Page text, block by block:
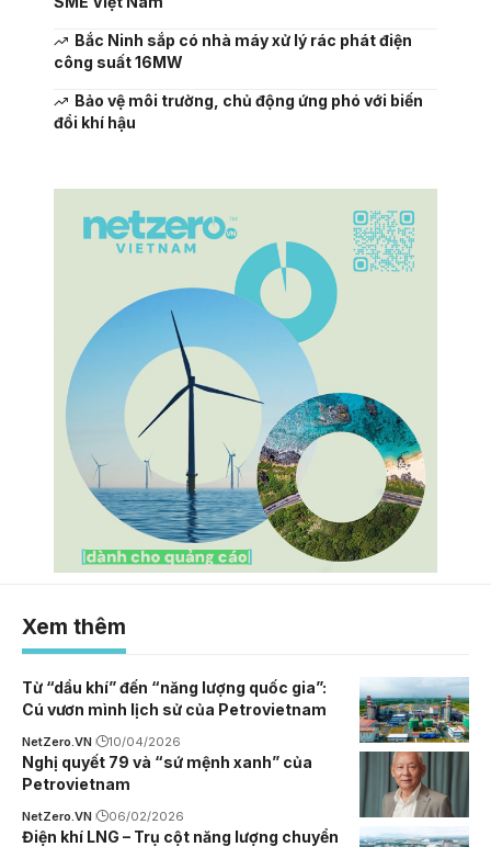
Bắc Ninh sắp có nhà máy xử lý rác phát điện
công suất 16MW
Bảo vệ môi trường, chủ động ứng phó với biến
đổi khí hậu
Xem thêm
Từ “dầu khí” đến “năng lượng quốc gia”:
Cú vươn mình lịch sử của Petrovietnam
NetZero.VN 10/04/2026
Nghị quyết 79 và “sứ mệnh xanh” của
Petrovietnam
NetZero.VN 06/02/2026
Điện khí LNG – Trụ cột năng lượng chuyển